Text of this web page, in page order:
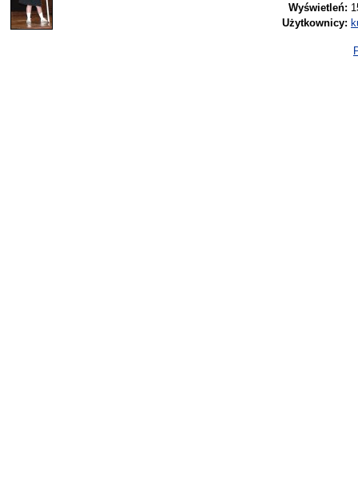
Wyświetleń:
Użytkownicy: